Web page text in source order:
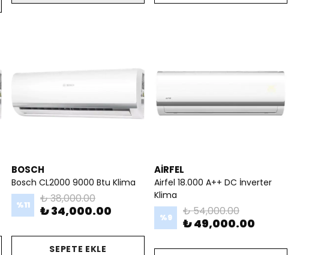
BOSCH
Bosch CL2000 9000 Btu Klima
%11 ₺ 38,000.00
₺ 34,000.00
SEPETE EKLE
AİRFEL
Airfel 18.000 A++ DC İnverter
Klima
%9 ₺ 54,000.00
₺ 49,000.00